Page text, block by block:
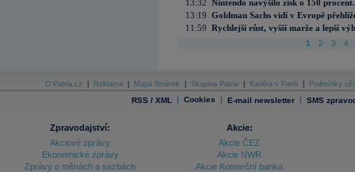
13:32 Nintendo navýšilo zisk o 150
13:19 Goldman Sachs vidí v Evropě
11:59 Rychlejší růst, vyšší marže a lepší
1 2 3 4
O Patria.cz Reklama Mapa Stránek Skupina Patria Kariéra v Patrii Podmínky
RSS / XML | Cookies | E-mail newsletter | SMS
Zpravodajství:
Akciové zprávy
Ekonomické zprávy
Zprávy o měnách a sazbách
Akcie:
Akcie ČEZ
Akcie NWR
Akcie Komerční banka